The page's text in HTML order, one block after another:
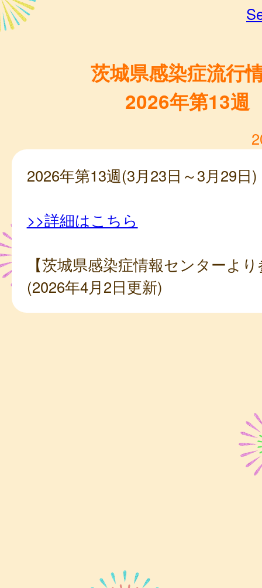
茨城県感染症流行
2026年第13週
2026年第13週(3月23日～3月29日)
>>詳細はこちら
【茨城県感染症情報センターよ
(2026年4月2日更新)